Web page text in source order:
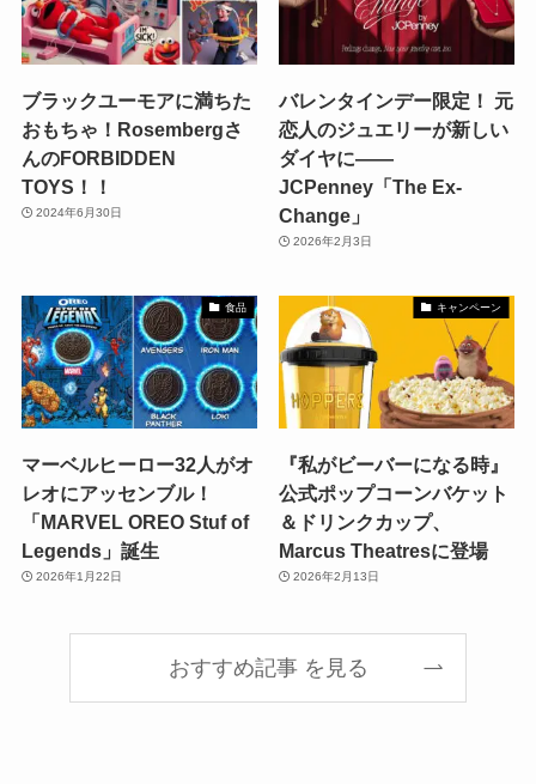
ブラックユーモアに満ちた
おもちゃ！Rosembergさ
んのFORBIDDEN
TOYS！！
2024年6月30日
バレンタインデー限定！ 元
恋人のジュエリーが新しい
ダイヤに——
JCPenney「The Ex-
Change」
2026年2月3日
食品
マーベルヒーロー32人がオ
レオにアッセンブル！
「MARVEL OREO Stuf of
Legends」誕生
2026年1月22日
キャンペーン
『私がビーバーになる時』
公式ポップコーンバケット
＆ドリンクカップ、
Marcus Theatresに登場
2026年2月13日
おすすめ記事 を見る